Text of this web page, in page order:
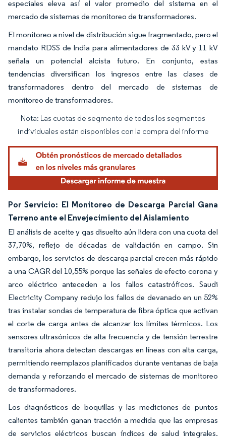
especiales eleva así el valor promedio del sistema en el
mercado de sistemas de monitoreo de transformadores.
El monitoreo a nivel de distribución sigue fragmentado, pero el
mandato RDSS de India para alimentadores de 33 kV y 11 kV
señala un potencial alcista futuro. En conjunto, estas
tendencias diversifican los ingresos entre las clases de
transformadores dentro del mercado de sistemas de
monitoreo de transformadores.
Imagen © Mordor Intelligence. El uso requiere atribución según CC BY 4.0.
Nota: Las cuotas de segmento de todos los segmentos
individuales están disponibles con la compra del informe
Por Servicio: El Monitoreo de Descarga Parcial Gana
Terreno ante el Envejecimiento del Aislamiento
El análisis de aceite y gas disuelto aún lidera con una cuota del
37,70%, reflejo de décadas de validación en campo. Sin
embargo, los servicios de descarga parcial crecen más rápido
a una CAGR del 10,55% porque las señales de efecto corona y
arco eléctrico anteceden a los fallos catastróficos. Saudi
Electricity Company redujo los fallos de devanado en un 52%
tras instalar sondas de temperatura de fibra óptica que activan
el corte de carga antes de alcanzar los límites térmicos. Los
sensores ultrasónicos de alta frecuencia y de tensión terrestre
transitoria ahora detectan descargas en líneas con alta carga,
permitiendo reemplazos planificados durante ventanas de baja
demanda y reforzando el mercado de sistemas de monitoreo
de transformadores.
Los diagnósticos de boquillas y las mediciones de puntos
calientes también ganan tracción a medida que las empresas
de servicios eléctricos buscan índices de salud integrales.